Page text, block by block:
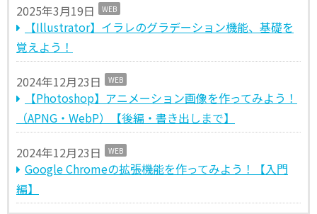
2025年3月19日 WEB
【Illustrator】イラレのグラデーション機能、基礎を
覚えよう！
2024年12月23日 WEB
【Photoshop】アニメーション画像を作ってみよう！
（APNG・WebP）【後編・書き出しまで】
2024年12月23日 WEB
Google Chromeの拡張機能を作ってみよう！【入門
編】